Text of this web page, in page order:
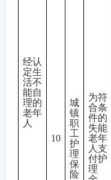
经认
定生
活不
能自
理的
老年
人
10
城
镇
职
工
护
理
保
险
为符
合条
件的
失能
老年
人支
付护
理